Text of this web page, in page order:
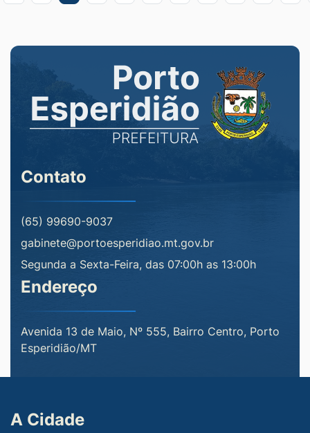
Contato
(65) 99690-9037
gabinete@portoesperidiao.mt.gov.br
Segunda a Sexta-Feira, das 07:00h as 13:00h
Endereço
Avenida 13 de Maio, Nº 555, Bairro Centro, Porto
Esperidião/MT
A Cidade